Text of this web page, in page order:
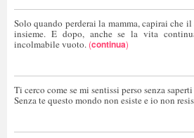
Solo quando perderai la mamma, capirai che
insieme. E dopo, anche se la vita
incolmabile vuoto. (continua)
Ti cerco come se mi sentissi perso senza
Senza te questo mondo non esiste e io non